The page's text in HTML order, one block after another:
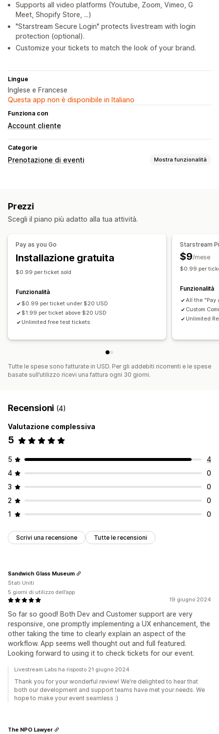
Supports all video platforms (Youtube, Zoom, Vimeo, G
Meet, Shopify Store, ...)
"Starstream Secure Login" protects livestream with login
protection (optional).
Customize your tickets to match the look of your brand.
Lingue
Inglese e Francese
Questa app non è disponibile in Italiano
Funziona con
Account cliente
Categorie
Prenotazione di eventi Mostra funzionalità
Personalizzazione
Pagine di prenotazione
Prezzi
Scegli il piano più adatto alla tua attività.
Pay as you Go
Installazione gratuita
$0.99 per ticket sold
Funzionalità
$0.99 per ticket under $20 USD
$1.99 per ticket above $20 USD
Unlimited free test tickets
Starstream
$9/mese
$0.99 per
Funzionalità
All the "Pay
Custom
Unlimited
Tutte le spese sono fatturate in USD. Per gli addebiti ricorrenti e le spese
basate sull’utilizzo ricevi una fattura ogni 30 giorni.
Recensioni (4)
Valutazione complessiva
5
5
4
4
0
3
0
2
0
1
0
Scrivi una recensione Tutte le recensioni
19 giugno 2024
So far so good! Both Dev and Customer support are very
responsive, one promptly implementing a UX enhancement, the
other taking the time to clearly explain an aspect of the
workflow. App seems well thought out and full featured.
Looking forward to using it to check tickets for our event.
Sandwich Glass Museum
Stati Uniti
5 giorni di utilizzo dell’app
Livestream Labs ha risposto 21 giugno 2024
Thank you for your wonderful review! We're delighted to hear that
both our development and support teams have met your needs. We
hope to make your event seamless :)
The NPO Lawyer